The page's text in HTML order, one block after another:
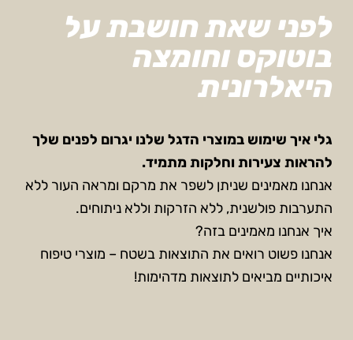
לפני שאת חושבת על
בוטוקס וחומצה
היאלרונית
גלי איך שימוש במוצרי הדגל שלנו יגרום לפנים שלך
להראות צעירות וחלקות מתמיד.
אנחנו מאמינים שניתן לשפר את מרקם ומראה העור ללא
התערבות פולשנית, ללא הזרקות וללא ניתוחים.
איך אנחנו מאמינים בזה?
אנחנו פשוט רואים את התוצאות בשטח – מוצרי טיפוח
איכותיים מביאים לתוצאות מדהימות!